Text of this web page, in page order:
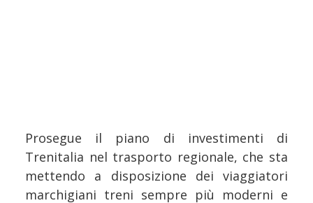
Prosegue il piano di investimenti di
Trenitalia nel trasporto regionale, che sta
mettendo a disposizione dei viaggiatori
marchigiani treni sempre più moderni e